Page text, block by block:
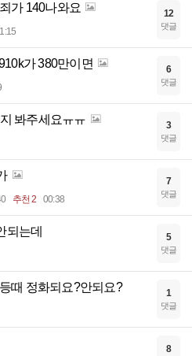
가 140나와요 12
댓글
가 380만이면 6
댓글
봐주세요ㅠㅠ 3
댓글
추천 2 00:38
7
댓글
되는데 5
댓글
때 정화되요?안되요? 1
댓글
8